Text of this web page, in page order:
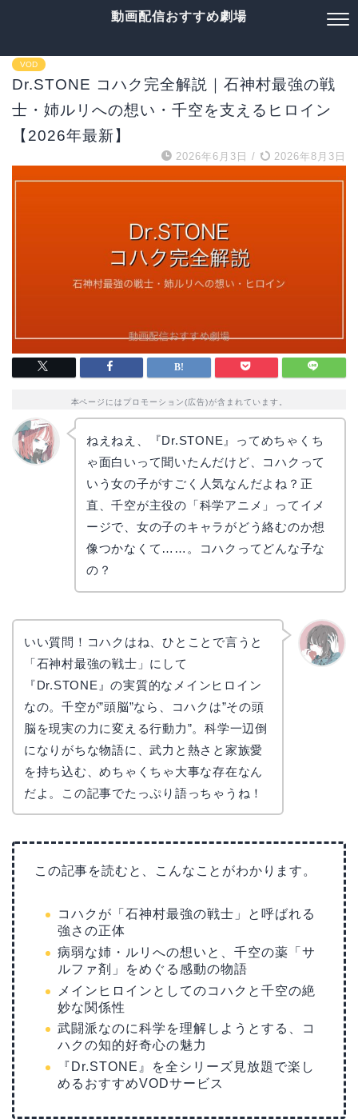
動画配信おすすめ劇場
VOD
Dr.STONE コハク完全解説｜石神村最強の戦
士・姉ルリへの想い・千空を支えるヒロイン
【2026年最新】
2026年6月3日 / 2026年8月3日
本ページにはプロモーション(広告)が含まれています。
ねえねえ、『Dr.STONE』ってめちゃくち
ゃ面白いって聞いたんだけど、コハクって
いう女の子がすごく人気なんだよね？正
直、千空が主役の「科学アニメ」ってイメ
ージで、女の子のキャラがどう絡むのか想
像つかなくて……。コハクってどんな子な
の？
いい質問！コハクはね、ひとことで言うと
「石神村最強の戦士」にして
『Dr.STONE』の実質的なメインヒロイン
なの。千空が”頭脳”なら、コハクは”その頭
脳を現実の力に変える行動力”。科学一辺倒
になりがちな物語に、武力と熱さと家族愛
を持ち込む、めちゃくちゃ大事な存在なん
だよ。この記事でたっぷり語っちゃうね！
この記事を読むと、こんなことがわかります。
コハクが「石神村最強の戦士」と呼ばれる
強さの正体
病弱な姉・ルリへの想いと、千空の薬「サ
ルファ剤」をめぐる感動の物語
メインヒロインとしてのコハクと千空の絶
妙な関係性
武闘派なのに科学を理解しようとする、コ
ハクの知的好奇心の魅力
『Dr.STONE』を全シリーズ見放題で楽し
めるおすすめVODサービス